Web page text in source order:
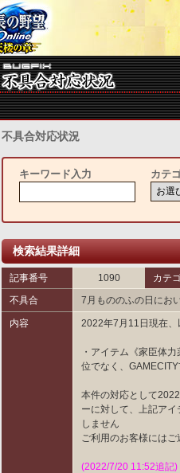
不具合対応状況
キーワード入力 カテ
検索結果詳細
記事番号 1090 カテ
不具合
7月もののふの日にお
内容 2022年7月11日現在、
・アイテム《家臣体
位でなく、
本件の対応として
ーに対して、上記ア
しません
ご利用のお客様には
(2022/7/20 11:52追記)